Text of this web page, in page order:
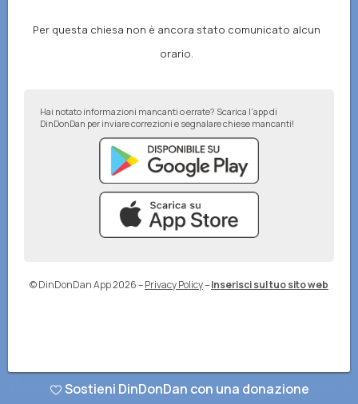
Per questa chiesa non è ancora stato comunicato alcun
orario.
Hai notato informazioni mancanti o errate? Scarica l'app di
DinDonDan per inviare correzioni e segnalare chiese mancanti!
© DinDonDan App 2026–Privacy Policy–Inserisci sul tuo sito web
Sostieni DinDonDan con una donazione